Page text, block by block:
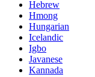
Hebrew
Hmong
Hungarian
Icelandic
Igbo
Javanese
Kannada